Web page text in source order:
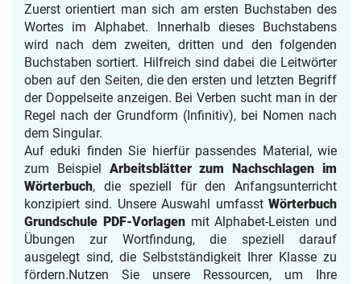
Zuerst orientiert man sich am ersten Buchstaben des
Wortes im Alphabet. Innerhalb dieses Buchstabens
wird nach dem zweiten, dritten und den folgenden
Buchstaben sortiert. Hilfreich sind dabei die Leitwörter
oben auf den Seiten, die den ersten und letzten Begriff
der Doppelseite anzeigen. Bei Verben sucht man in der
Regel nach der Grundform (Infinitiv), bei Nomen nach
dem Singular.
Auf eduki finden Sie hierfür passendes Material, wie
zum Beispiel Arbeitsblätter zum Nachschlagen im
Wörterbuch, die speziell für den Anfangsunterricht
konzipiert sind. Unsere Auswahl umfasst Wörterbuch
Grundschule PDF-Vorlagen mit Alphabet-Leisten und
Übungen zur Wortfindung, die speziell darauf
ausgelegt sind, die Selbstständigkeit Ihrer Klasse zu
fördern.Nutzen Sie unsere Ressourcen, um Ihre